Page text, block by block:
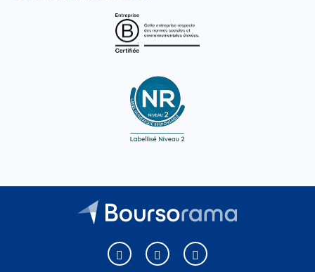
Boursorama sur Facebook
Boursorama sur XBoursorama sur